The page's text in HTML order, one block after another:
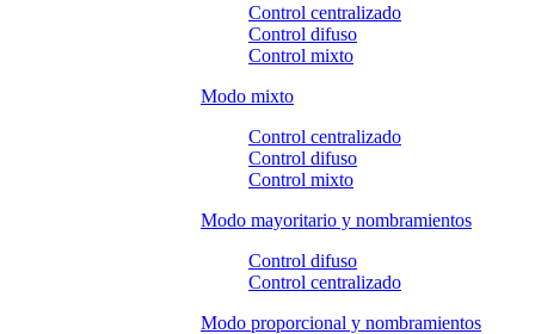
Control centralizado
Control difuso
Control mixto
Modo mixto
Control centralizado
Control difuso
Control mixto
Modo mayoritario y nombramientos
Control difuso
Control centralizado
Modo proporcional y nombramientos